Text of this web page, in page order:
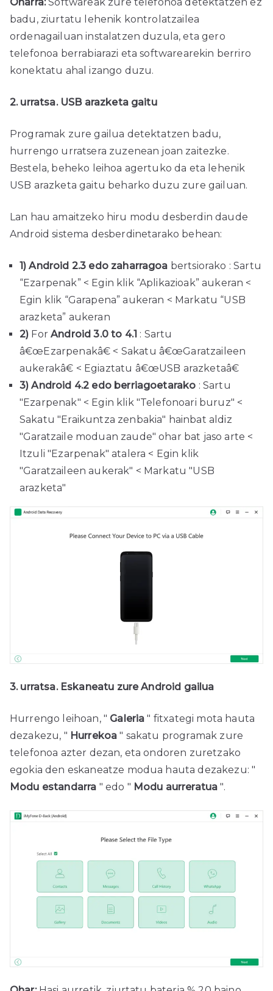
badu, ziurtatu lehenik kontrolatzailea
ordenagailuan instalatzen duzula, eta gero
telefonoa berrabiarazi eta softwarearekin berriro
konektatu ahal izango duzu.
2. urratsa. USB arazketa gaitu
Programak zure gailua detektatzen badu,
hurrengo urratsera zuzenean joan zaitezke.
Bestela, beheko leihoa agertuko da eta lehenik
USB arazketa gaitu beharko duzu zure gailuan.
Lan hau amaitzeko hiru modu desberdin daude
Android sistema desberdinetarako behean:
1)Android 2.3 edo zaharragoa bertsiorako : Sartu
“Ezarpenak” < Egin klik “Aplikazioak” aukeran <
Egin klik “Garapena” aukeran < Markatu “USB
arazketa” aukeran
2) ForAndroid 3.0 to 4.1 : Sartu
â€œEzarpenakâ€ < Sakatu â€œGaratzaileen
aukerakâ€ < Egiaztatu â€œUSB arazketaâ€
3)Android 4.2 edo berriagoetarako : Sartu
"Ezarpenak" < Egin klik "Telefonoari buruz" <
Sakatu "Eraikuntza zenbakia" hainbat aldiz
"Garatzaile moduan zaude" ohar bat jaso arte <
Itzuli "Ezarpenak" atalera < Egin klik
"Garatzaileen aukerak" < Markatu "USB
arazketa"
3. urratsa. Eskaneatu zure Android gailua
Hurrengo leihoan, " Galeria " fitxategi mota hauta
dezakezu, " Hurrekoa " sakatu programak zure
telefonoa azter dezan, eta ondoren zuretzako
egokia den eskaneatze modua hauta dezakezu: "
Modu estandarra " edo " Modu aurreratua ".